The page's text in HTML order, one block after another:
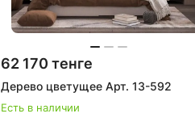
62 170 тенге
Дерево цветущее Арт. 13-592
Есть в наличии